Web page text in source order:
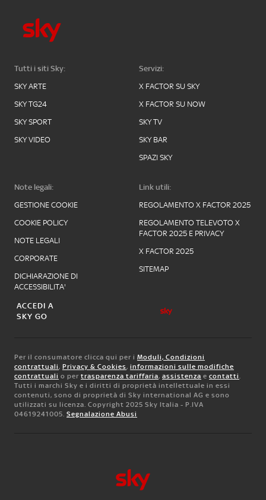
Tutti i siti Sky:
SKY ARTE
SKY TG24
SKY SPORT
SKY VIDEO
Servizi:
X FACTOR SU SKY
X FACTOR SU NOW
SKY TV
SKY BAR
SPAZI SKY
Note legali:
GESTIONE COOKIE
COOKIE POLICY
NOTE LEGALI
CORPORATE
DICHIARAZIONE DI
ACCESSIBILITA'
Link utili:
REGOLAMENTO X FACTOR 2025
REGOLAMENTO TELEVOTO X
FACTOR 2025 E PRIVACY
X FACTOR 2025
SITEMAP
ACCEDI A
SKY GO
Per il consumatore clicca qui per i Moduli, Condizioni
contrattuali, Privacy & Cookies, informazioni sulle modifiche
contrattuali o per trasparenza tariffaria, assistenza e contatti.
Tutti i marchi Sky e i diritti di proprietà intellettuale in essi
contenuti, sono di proprietà di Sky international AG e sono
utilizzati su licenza. Copyright 2025 Sky Italia - P.IVA
04619241005. Segnalazione Abusi